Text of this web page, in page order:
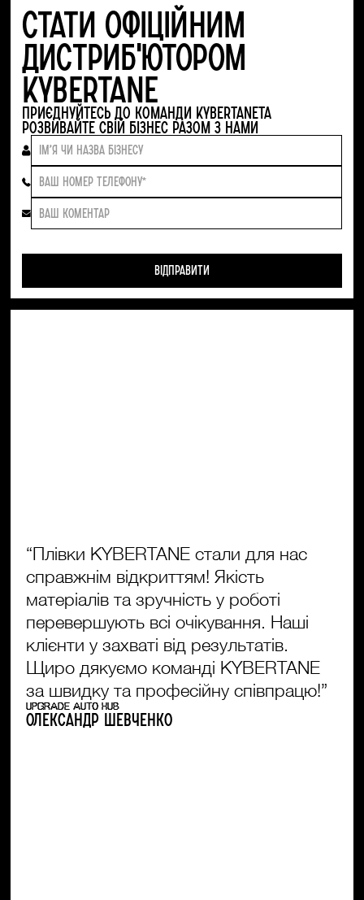
Стати офіційним
дистриб'ютором
KYBERTANE
Приєднуйтесь до команди KYBERTANEта
розвивайте свій бізнес разом з нами
“Плівки KYBERTANE стали для нас
справжнім відкриттям! Якість
матеріалів та зручність у роботі
перевершують всі очікування. Наші
клієнти у захваті від результатів.
Щиро дякуємо команді KYBERTANE
за швидку та професійну співпрацю!”
UPGRADE AUTO HUB
Олександр Шевченко